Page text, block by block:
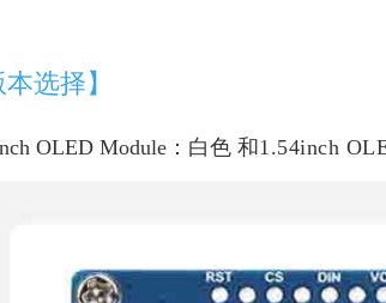
本选择】
OLED Module：白色 和1.54inch